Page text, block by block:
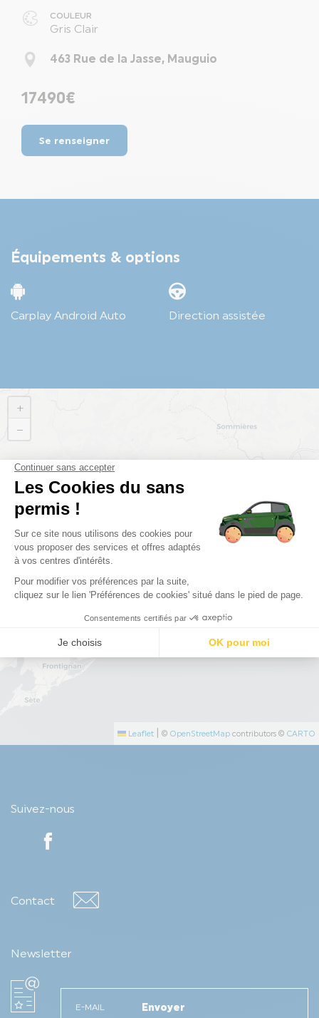
COULEUR
Gris Clair
463 Rue de la Jasse, Mauguio
17490€
Se renseigner
Équipements & options
Carplay Android Auto Direction assistée
+
−
Leaflet © OpenStreetMap contributors © CARTO
Suivez-nous
Contact
Newsletter